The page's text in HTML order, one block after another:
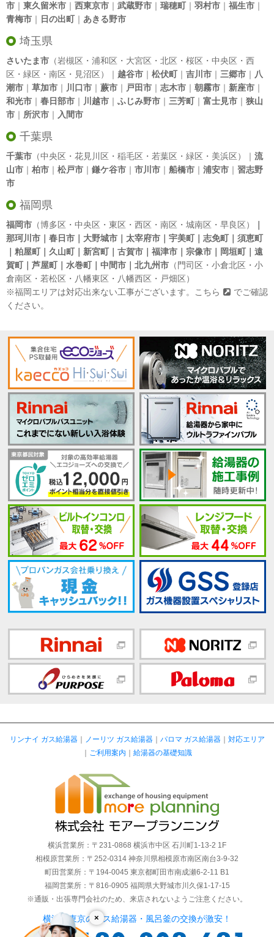
市 ｜ 東久留米市 ｜ 西東京市 ｜ 武蔵野市 ｜ 瑞穂町｜ 羽村市 ｜ 福生市 ｜
青梅市 ｜ 日の出町｜ あきる野市
埼玉県
さいたま市 （岩槻区・浦和区・大宮区・北区・桜区・中央区・西
区・緑区・南区・見沼区）｜ 越谷市 ｜ 松伏町｜ 吉川市 ｜ 三郷市 ｜ 八
潮市 ｜ 草加市 ｜ 川口市 ｜ 蕨市 ｜ 戸田市 ｜ 志木市 ｜ 朝霧市 ｜ 新座市 ｜
和光市 ｜ 春日部市 ｜ 川越市 ｜ ふじみ野市 ｜ 三芳町｜ 富士見市 ｜ 狭山
市 ｜ 所沢市 ｜ 入間市
千葉県
千葉市 （中央区・花見川区・稲毛区・若葉区・緑区・美浜区）｜ 流
山市 ｜ 柏市 ｜ 松戸市 ｜ 鎌ケ谷市 ｜ 市川市 ｜ 船橋市 ｜ 浦安市 ｜ 習志野
市
福岡県
福岡市 （博多区・中央区・東区・西区・南区・城南区・早良区）
那珂川市｜春日市｜大野城市｜太宰府市｜宇美町｜志免町｜須恵町
｜粕屋町｜久山町｜新宮町｜古賀市｜福津市｜宗像市｜岡垣町｜遠
賀町｜芦屋町｜水巻町｜中間市｜北九州市 （門司区・小倉北区・小
倉南区・若松区・八幡東区・八幡西区・戸畑区）
※福岡エリアは対応出来ない工事がございます。
こちら
でご確認
ください。
×
リンナイ ガス給湯器｜ ノーリツ ガス給湯器｜ パロマ ガス給湯器｜ 対応エリア
｜ ご利用案内 ｜ 給湯器の基礎知識
横浜営業所：〒231-0868 横浜市中区 石川町1-13-2 1F
相模原営業所：〒252-0314 神奈川県相模原市南区南台3-9-32
町田営業所：〒194-0045 東京都町田市南成瀬6-2-11 B1
福岡営業所：〒816-0905 福岡県大野城市川久保1-17-15
※通販・出張専門会社のため、来店されないようご注意ください。
横浜・東京のガス給湯器・風呂釜の交換が激安！